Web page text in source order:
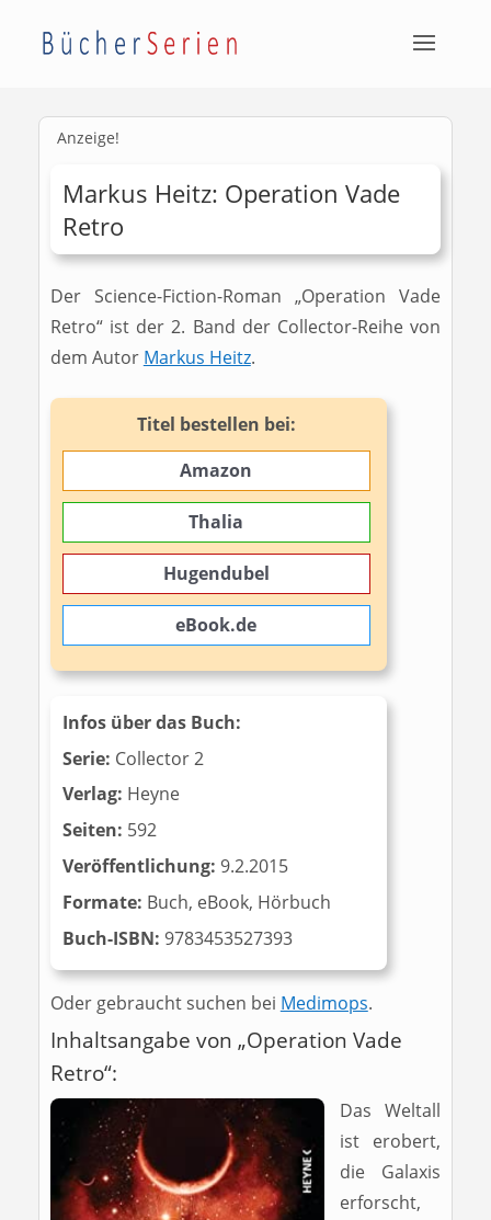
Anzeige!
Markus Heitz: Operation Vade
Retro
Der Science-Fiction-Roman „Operation Vade
Retro“ ist der 2. Band der Collector-Reihe von
dem Autor Markus Heitz.
Titel bestellen bei:
Amazon
Thalia
Hugendubel
eBook.de
Infos über das Buch:
Serie: Collector 2
Verlag: Heyne
Seiten: 592
Veröffentlichung: 9.2.2015
Formate: Buch, eBook, Hörbuch
Buch-ISBN: 9783453527393
Oder gebraucht suchen bei Medimops.
Inhaltsangabe von „Operation Vade
Retro“:
Das Weltall
ist erobert,
die Galaxis
erforscht,